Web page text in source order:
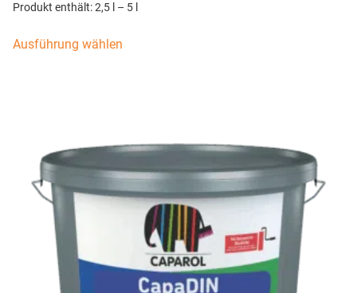
Produkt enthält: 2,5 – 5
Ausführung wählen